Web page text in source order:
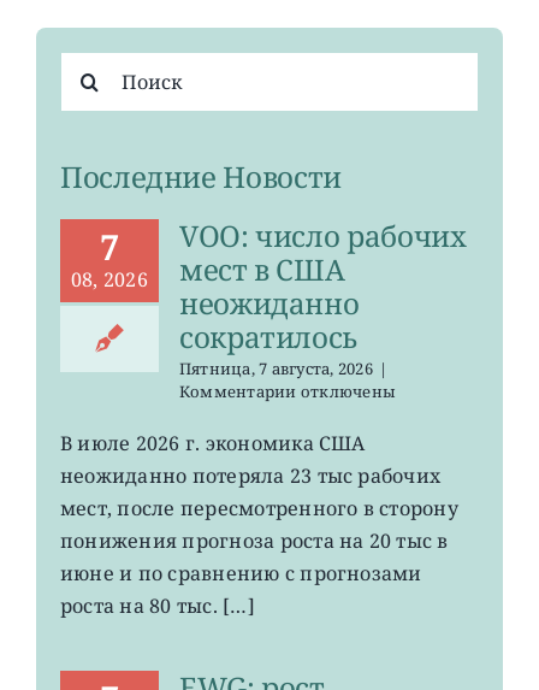
поиска:
Последние Новости
7
08, 2026
VOO: число рабочих
мест в США
неожиданно
сократилось
Пятница, 7 августа, 2026 |
Комментариик
VOO:
рабочих
мест
США
неожиданно
отключены
В июле 2026 г. экономика США
неожиданно потеряла 23 тыс рабочих
мест, после пересмотренного в сторону
понижения прогноза роста на 20 тыс в
июне и по сравнению с прогнозами
роста на 80 тыс. […]